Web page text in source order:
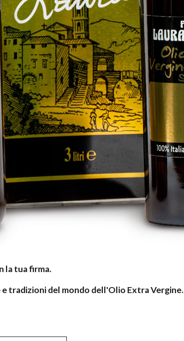
la tua firma.
tradizioni del mondo dell'Olio Extra Vergine.